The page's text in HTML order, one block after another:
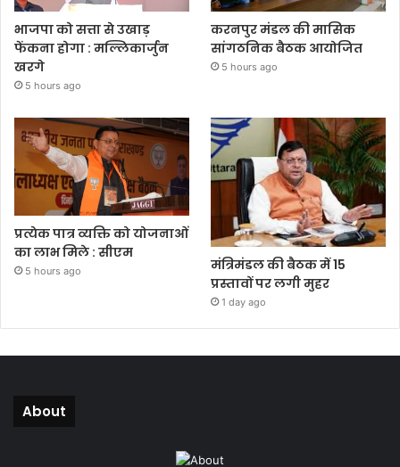
भाजपा को सत्ता से उखाड़
फेंकना होगा : मल्लिकार्जुन
खरगे
5 hours ago
करनपुर मंडल की मासिक
सांगठनिक बैठक आयोजित
5 hours ago
प्रत्येक पात्र व्यक्ति को योजनाओं
का लाभ मिले : सीएम
5 hours ago
मंत्रिमंडल की बैठक में 15
प्रस्तावों पर लगी मुहर
1 day ago
About